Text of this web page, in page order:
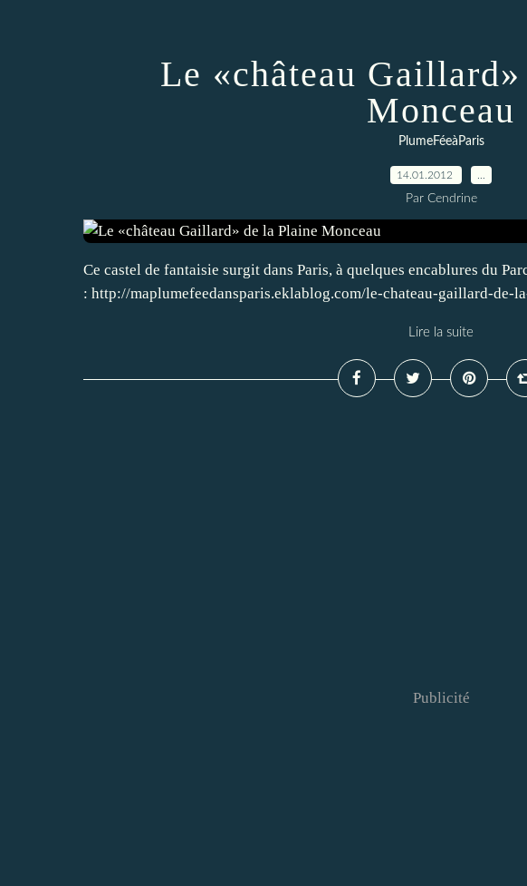
Le «château
Monceau
PlumeFéeàParis
14.01.2012
Par Cendrine
Ce castel de fantaisie surgit dans Paris, à quelques encablures du
: http://maplumefeedansparis.eklablog.com/le-chateau-gaillard-de-
Lire la suite
Publicité